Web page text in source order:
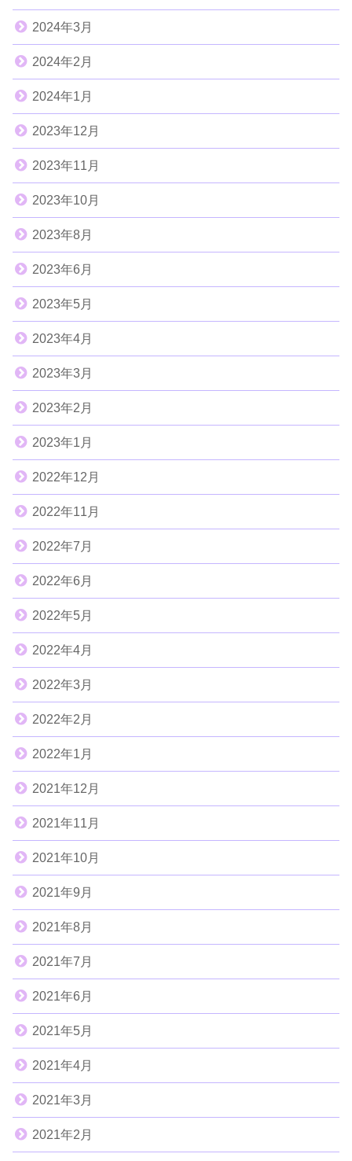
2024年3月
2024年2月
2024年1月
2023年12月
2023年11月
2023年10月
2023年8月
2023年6月
2023年5月
2023年4月
2023年3月
2023年2月
2023年1月
2022年12月
2022年11月
2022年7月
2022年6月
2022年5月
2022年4月
2022年3月
2022年2月
2022年1月
2021年12月
2021年11月
2021年10月
2021年9月
2021年8月
2021年7月
2021年6月
2021年5月
2021年4月
2021年3月
2021年2月